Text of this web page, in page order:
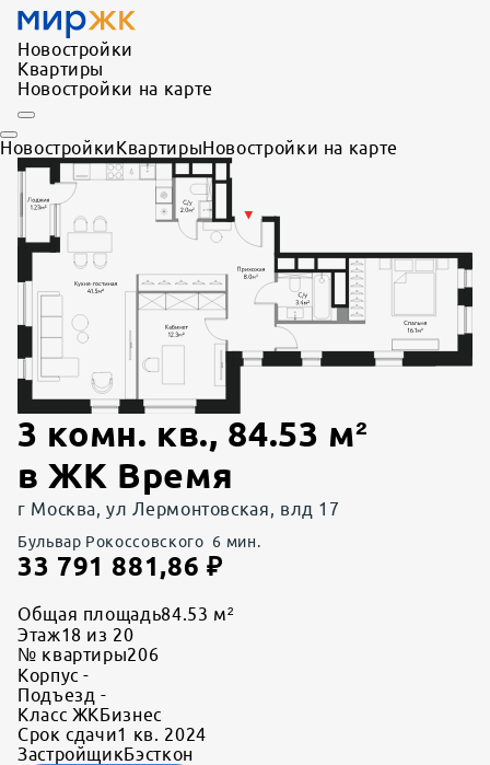
Новостройки
Квартиры
Новостройки на карте
НовостройкиКвартирыНовостройки на карте
3 комн. кв., 84.53 м²
вЖК Время
г Москва, ул Лермонтовская, влд 17
Бульвар Рокоссовского 6 мин.
33 791 881,86 ₽
Общая площадь84.53 м²
Этаж18 из 20
№ квартиры206
Корпус -
Подъезд -
Класс ЖКБизнес
Срок сдачи1 кв. 2024
ЗастройщикБэсткон